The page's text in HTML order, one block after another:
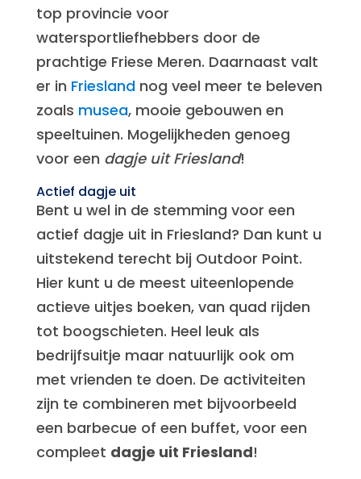
top provincie voor
watersportliefhebbers door de
prachtige Friese Meren. Daarnaast valt
er in Frieslandnog veel meer te beleven
zoals musea, mooie gebouwen en
speeltuinen. Mogelijkheden genoeg
voor een dagje uit Friesland!
Actief dagje uit
Bent u wel in de stemming voor een
actief dagje uit in Friesland? Dan kunt u
uitstekend terecht bij Outdoor Point.
Hier kunt u de meest uiteenlopende
actieve uitjes boeken, van quad rijden
tot boogschieten. Heel leuk als
bedrijfsuitje maar natuurlijk ook om
met vrienden te doen. De activiteiten
zijn te combineren met bijvoorbeeld
een barbecue of een buffet, voor een
compleet dagje uit Friesland!